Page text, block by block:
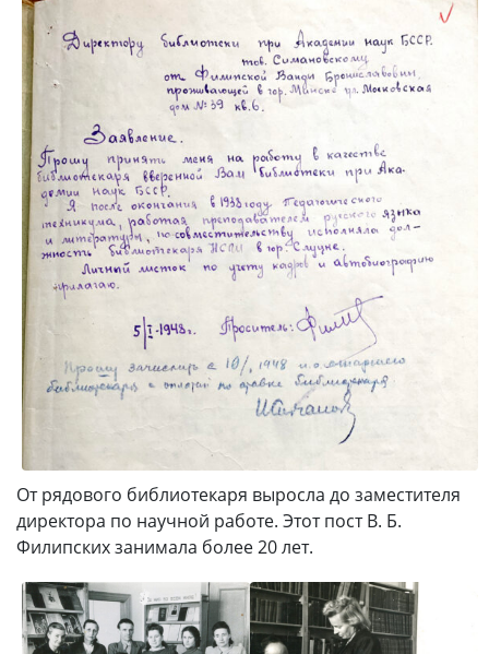
От рядового библиотекаря выросла до заместителя
директора по научной работе. Этот пост В. Б.
Филипских занимала более 20 лет.